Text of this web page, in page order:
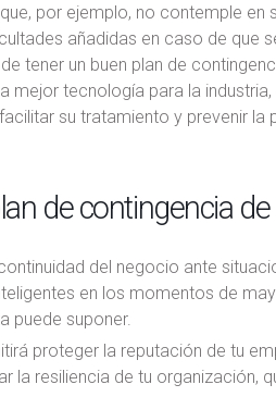
por ejemplo, no contemple en
añadidas en caso de que
tener un buen plan de
mejor tecnología para la
su tratamiento y prevenir la
de contingencia
del negocio ante
en los momentos de
puede suponer.
proteger la reputación de tu
resiliencia de tu organización,